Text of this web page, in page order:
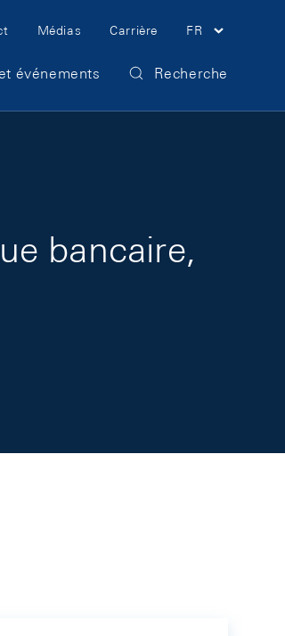
Médias Carrière FR
événements Recherche
bancaire,